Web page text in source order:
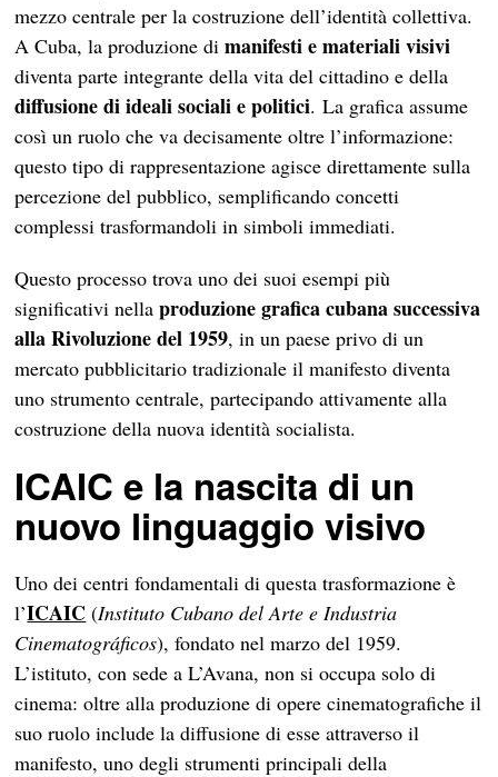
mezzo centrale per la costruzione dell’identità collettiva.
A Cuba, la produzione dimanifesti e materiali visivi
diventa parte integrante della vita del cittadino e della
diffusione di ideali sociali e politici. La grafica assume
così un ruolo che va decisamente oltre l’informazione:
questo tipo di rappresentazione agisce direttamente sulla
percezione del pubblico, semplificando concetti
complessi trasformandoli in simboli immediati.
Questo processo trova uno dei suoi esempi più
significativi nellaproduzione grafica cubana successiva
alla Rivoluzione del 1959, in un paese privo di un
mercato pubblicitario tradizionale il manifesto diventa
uno strumento centrale, partecipando attivamente alla
costruzione della nuova identità socialista.
ICAIC e la nascita di un
nuovo linguaggio visivo
Uno dei centri fondamentali di questa trasformazione è
l’ICAIC (Instituto Cubano del Arte e Industria
Cinematográficos), fondato nel marzo del 1959.
L’istituto, con sede a L’Avana, non si occupa solo di
cinema: oltre alla produzione di opere cinematografiche il
suo ruolo include la diffusione di esse attraverso il
manifesto, uno degli strumenti principali della